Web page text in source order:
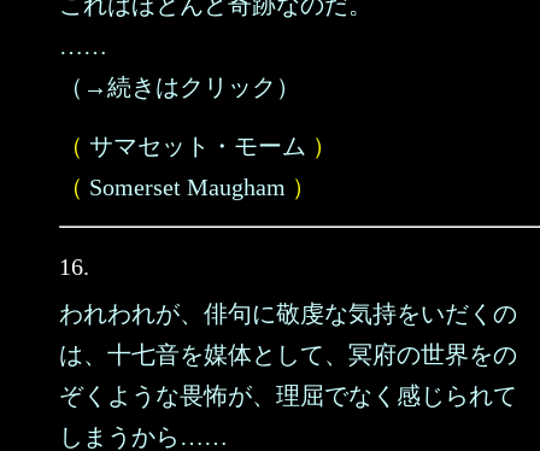
……
（→続きはクリック）
（ サマセット・モーム ）
（ Somerset Maugham ）
16.
われわれが、俳句に敬虔な気持をいだくの
は、十七音を媒体として、冥府の世界をの
ぞくような畏怖が、理屈でなく感じられて
しまうから……